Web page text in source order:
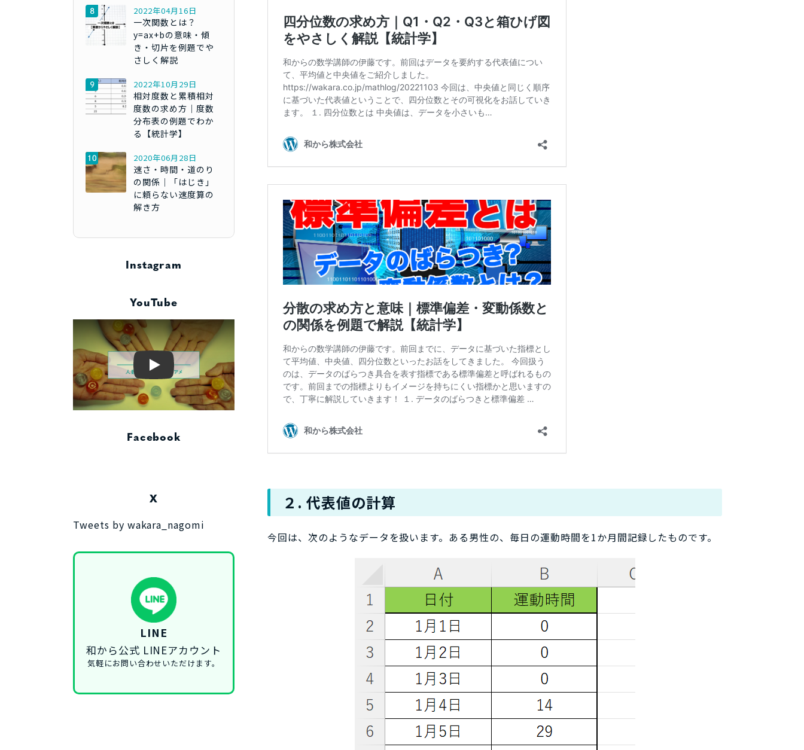
２. 代表値の計算
今回は、次のようなデータを扱います。ある男性の、毎日の運動時間を1か月間記録したものです。
2022年04月16日
一次関数とは？
y=ax+bの意味・傾
き・切片を例題でや
さしく解説
2022年10月29日
相対度数と累積相対
度数の求め方｜度数
分布表の例題でわか
る【統計学】
2020年06月28日
速さ・時間・道のり
の関係｜「はじき」
に頼らない速度算の
解き方
Instagram
YouTube
Play
Facebook
X
Tweets by wakara_nagomi
LINE
和から公式 LINEアカウント
気軽にお問い合わせいただけます。